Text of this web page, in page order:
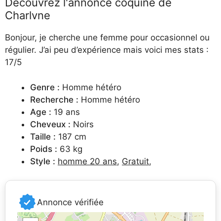
Charlvne
Bonjour, je cherche une femme pour occasionnel ou
régulier. J’ai peu d’expérience mais voici mes stats :
17/5
Genre : Homme hétéro
Recherche : Homme hétéro
Age : 19 ans
Cheveux : Noirs
Taille : 187 cm
Poids : 63 kg
Style : homme 20 ans, Gratuit,
Annonce vérifiée